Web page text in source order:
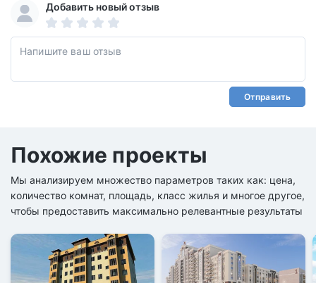
Добавить новый отзыв
Отправить
Похожие проекты
Мы анализируем множество параметров таких как: цена,
количество комнат, площадь, класс жилья и многое другое,
чтобы предоставить максимально релевантные результаты